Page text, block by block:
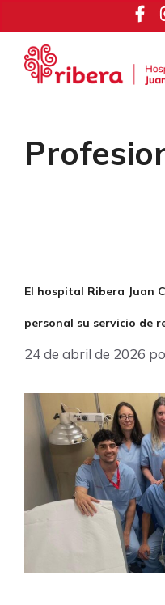
contenido
El hospital Ribera Juan
personal su servicio de
24 de abril de 2026